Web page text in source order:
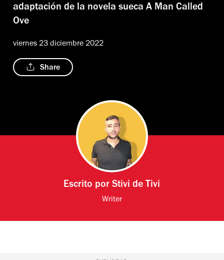
adaptación de la novela sueca A Man Called
Ove
viernes 23 diciembre 2022
Share
Escrito porStivi de Tivi
Writer